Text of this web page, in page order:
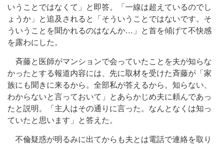
いうことではなくて」と即答。「一線は超えているのでし
ょうか」と追及されると「そういうことではないです。そ
ういうことを聞かれるのはなんか…」と首を傾げて不快感
を露わにした。
斉藤と医師がマンションで会っていたことを夫が知らな
かったとする報道内容には、先に取材を受けた斉藤が「家
族にも聞きに来るから。全部私が答えるから。知らない、
わからないと言っておいて」とあらかじめ夫に頼んであっ
たと説明。「主人はその通りに言った。なんとなくは知っ
ていたと思います」と答えた。
不倫疑惑が明るみに出てからも夫とは電話で連絡を取り